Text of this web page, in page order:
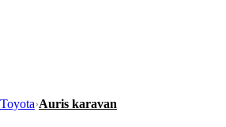
Toyota›Auris karavan